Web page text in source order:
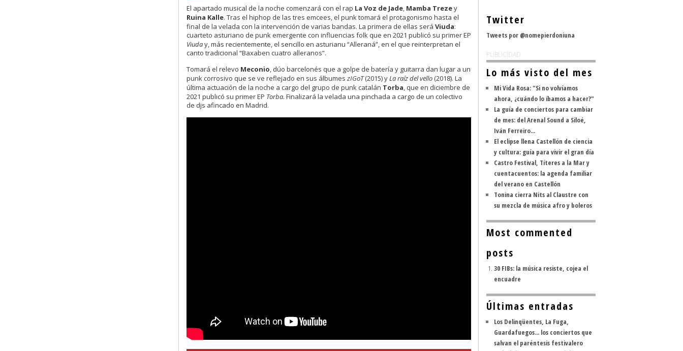
El apartado musical de la noche comenzará con el rap La Voz de Jade, Mamba Trezey
Ruina Kalle. Tras el hiphop de las tres emcees, el punk tomará el protagonismo hasta el
final de la velada con la intervención de varias bandas. La primera de ellas será Viuda:
cuarteto asturiano de punk emergente con influencias folk que en 2021 publicó su primer EP
Viuday, más recientemente, el sencillo en asturianu “Alleraná”, en el que reinterpretan el
canto tradicional “Baxaben cuatro alleranos”.
Tomará el relevo Meconio, dúo barcelonés que a golpe de batería y guitarra dan lugar a un
punk corrosivo que se ve reflejado en sus álbumes zIGoT(2015) yLa raíz del vello (2018). La
última actuación de la noche a cargo del grupo de punk catalán Torba, que en diciembre de
2021 publicó su primer EP Torba. Finalizará la velada una pinchada a cargo de un colectivo
de djs afincado en Madrid.
Twitter
Tweets por @nomepierdoniuna
PUBLICIDAD
Lo más visto del mes
Mi Vida Rosa: "Si no volvíamos
ahora, ¿cuándo lo íbamos a hacer?"
La guía de conciertos para cambiar
de mes: del Arenal Sound a Siloé,
Iván Ferreiro...
El eclipse llena Castellón de ciencia
y cultura: guía para vivir el gran día
Castro Festival, Títeres a la Mar y
cuentacuentos: la agenda familiar
del verano en Castellón
Tonina cierra Nits al Claustre con
su mezcla de música afro y boleros
Most commented
posts
30 FIBs: la música resiste, cojea el
encuadre
Últimas entradas
Los Delinqüentes, La Fuga,
Guardafuegos... los conciertos que
salvan el paréntesis festivalero